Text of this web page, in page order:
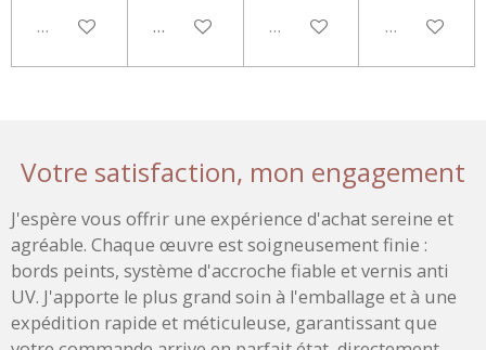
Épuisé Ajouter au panierÉpuisé Épuisé
Votre satisfaction, mon engagement
J'espère vous offrir une expérience d'achat sereine et
agréable. Chaque œuvre est soigneusement finie :
bords peints, système d'accroche fiable et vernis anti
UV. J'apporte le plus grand soin à l'emballage et à une
expédition rapide et méticuleuse, garantissant que